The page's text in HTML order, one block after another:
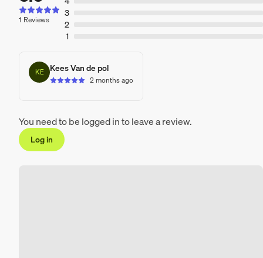
1 Reviews
3
2
1
KE Kees Van de pol
2 months ago
You need to be logged in to leave a review.
Log in